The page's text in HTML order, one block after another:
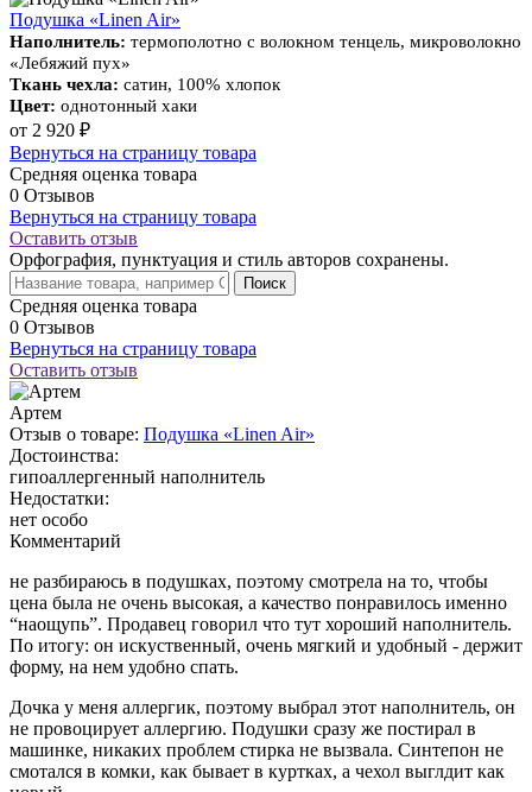
Подушка «Linen Air»
Наполнитель: термополотно с волокном тенцель, микроволокно
«Лебяжий пух»
Ткань чехла: сатин, 100% хлопок
Цвет: однотонный хаки
от 2 920 ₽
Вернуться на страницу товара
Средняя оценка товара
0 Отзывов
Вернуться на страницу товара
Оставить отзыв
Орфография, пунктуация и стиль авторов сохранены.
Поиск
Средняя оценка товара
0 Отзывов
Вернуться на страницу товара
Оставить отзыв
Артем
Отзыв о товаре: Подушка «Linen Air»
Достоинства:
гипоаллергенный наполнитель
Недостатки:
нет особо
Комментарий
не разбираюсь в подушках, поэтому смотрела на то, чтобы
цена была не очень высокая, а качество понравилось именно
“наощупь”. Продавец говорил что тут хороший наполнитель.
По итогу: он искуственный, очень мягкий и удобный - держит
форму, на нем удобно спать.
Дочка у меня аллергик, поэтому выбрал этот наполнитель, он
не провоцирует аллергию. Подушки сразу же постирал в
машинке, никаких проблем стирка не вызвала. Синтепон не
смотался в комки, как бывает в куртках, а чехол выглдит как